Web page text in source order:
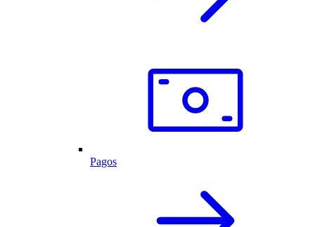
Pagos